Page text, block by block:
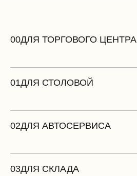
00ДЛЯ ТОРГОВОГО ЦЕНТРА
01ДЛЯ СТОЛОВОЙ
02ДЛЯ АВТОСЕРВИСА
03ДЛЯ СКЛАДА